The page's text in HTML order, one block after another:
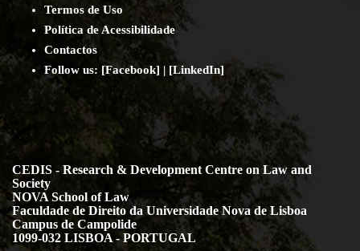
Termos de Uso
Política de Acessibilidade
Contactos
Follow us: [Facebook] | [LinkedIn]
CEDIS - Research & Development Centre on Law and
Society
NOVA School of Law
Faculdade de Direito da Universidade Nova de Lisboa
Campus de Campolide
1099-032 LISBOA - PORTUGAL